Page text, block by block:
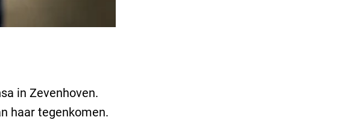
in Zevenhoven.
haar tegenkomen.